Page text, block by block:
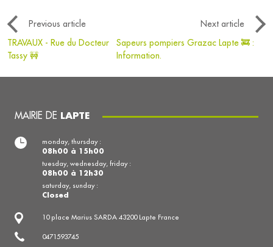
Previous article
Next article
TRAVAUX - Rue du Docteur
Tassy 🚧
Sapeurs pompiers Grazac Lapte 🚒 :
Information.
MAIRIE DE LAPTE
10 place Marius SARDA 43200 Lapte France
0471593745
monday, thursday :
08h00 à 15h00
tuesday, wednesday, friday :
08h00 à 12h30
saturday, sunday :
Closed